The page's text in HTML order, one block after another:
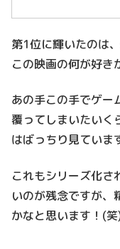
第1位に輝いたのは
この映画の何が好き
あの手この手でゲー
覆ってしまいたいく
はばっちり見ていま
これもシリーズ化さ
いのが残念ですが、
かなと思います！(